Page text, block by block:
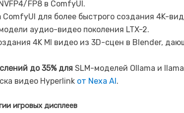
FP8 в ComfyUI.
ComfyUI для более быстрого создания 4K-
аудио-видео поколения LTX-2.
4K MI видео из 3D-сцен в Blender,
до 35% дляSLM-моделей Ollama и
видео Hyperlink от Nexa AI.
игровых дисплеев